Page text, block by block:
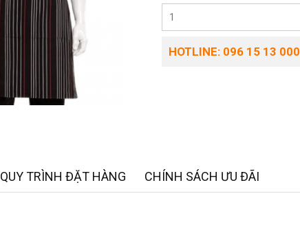
HOTLINE: 096 15 13 000
QUY TRÌNH ĐẶT HÀNG CHÍNH SÁCH ƯU ĐÃI